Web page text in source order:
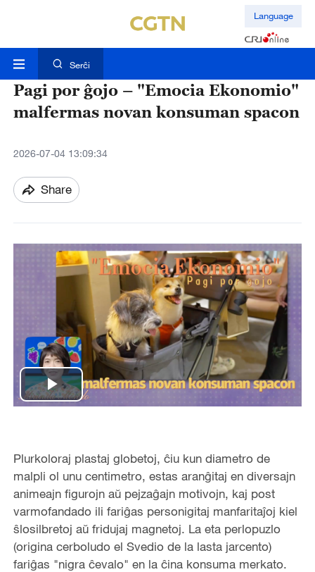
Language
Serĉi
Pagi por ĝojo – "Emocia Ekonomio"
malfermas novan konsuman spacon
2026-07-04 13:09:34
Share
P
a
y
V
i
Plurkoloraj plastaj globetoj, ĉiu kun diametro de
malpli ol unu centimetro, estas aranĝitaj en diversajn
animeajn figurojn aŭ pejzaĝajn motivojn, kaj post
varmofandado ili fariĝas personigitaj manfaritaĵoj kiel
ŝlosilbretoj aŭ fridujaj magnetoj. La eta perlopuzlo
(origina cerboludo el Svedio de la lasta jarcento)
fariĝas "nigra ĉevalo" en la ĉina konsuma merkato.